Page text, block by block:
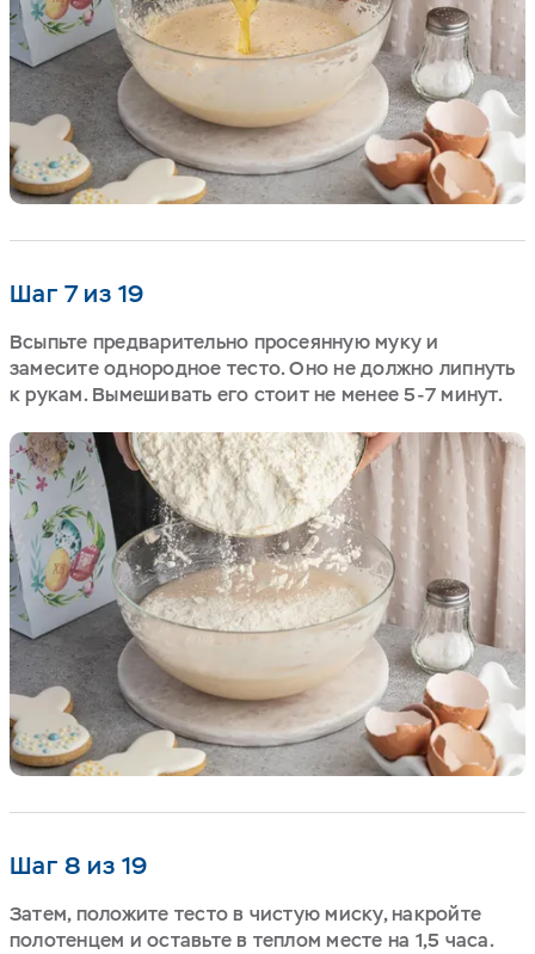
Шаг 7 из 19
Всыпьте предварительно просеянную муку и
замесите однородное тесто. Оно не должно липнуть
к рукам. Вымешивать его стоит не менее 5-7 минут.
Шаг 8 из 19
Затем, положите тесто в чистую миску, накройте
полотенцем и оставьте в теплом месте на 1,5 часа.